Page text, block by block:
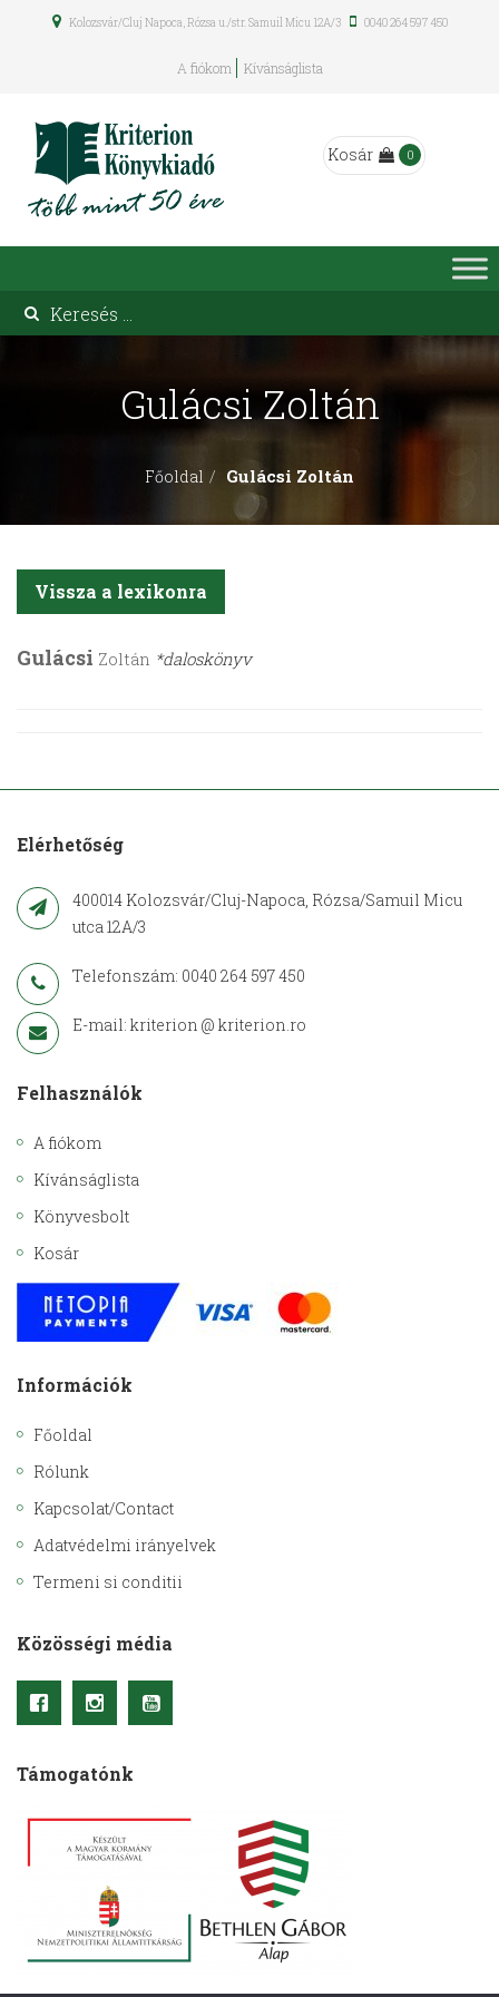
Kolozsvár/Cluj Napoca, Rózsa u./str. Samuil Micu 12A/3 0040 264 597 450
A fiókom Kívánságlista
Kosár 0
Gulácsi Zoltán
Főoldal Gulácsi Zoltán
Vissza a lexikonra
Gulácsi Zoltán *daloskönyv
Elérhetőség
400014 Kolozsvár/Cluj-Napoca, Rózsa/Samuil Micu
utca 12A/3
Telefonszám: 0040 264 597 450
E-mail: kriterion @ kriterion.ro
Felhasználók
A fiókom
Kívánságlista
Könyvesbolt
Kosár
Információk
Főoldal
Rólunk
Kapcsolat/Contact
Adatvédelmi irányelvek
Termeni si conditii
Közösségi média
Támogatónk